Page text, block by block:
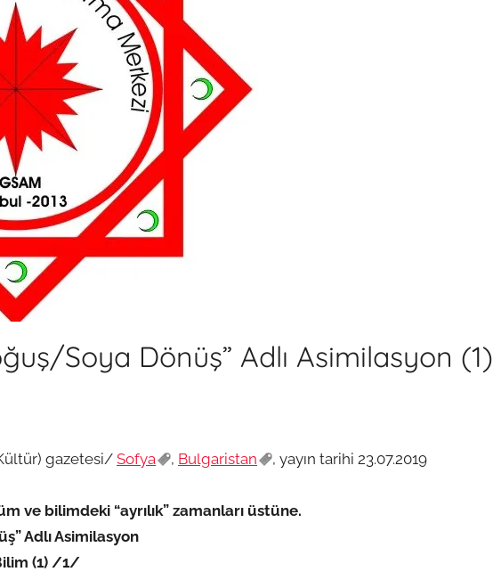
Soya Dönüş” Adlı Asimilasyon (1)
gazetesi/ Sofya , Bulgaristan
, yayın tarihi 23.07.2019
ve bilimdeki “ayrılık” zamanları üstüne.
Adlı Asimilasyon
(1) /1/